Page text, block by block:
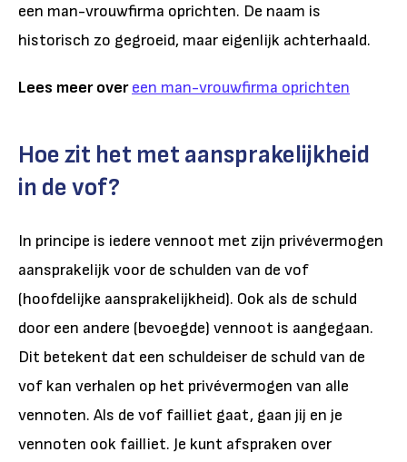
een man-vrouwfirma oprichten. De naam is
historisch zo gegroeid, maar eigenlijk achterhaald.
Lees meer overeen man-vrouwfirma oprichten
Hoe zit het met aansprakelijkheid
in de vof?
In principe is iedere vennoot met zijn privévermogen
aansprakelijk voor de schulden van de vof
(hoofdelijke aansprakelijkheid). Ook als de schuld
door een andere (bevoegde) vennoot is aangegaan.
Dit betekent dat een schuldeiser de schuld van de
vof kan verhalen op het privévermogen van alle
vennoten. Als de vof failliet gaat, gaan jij en je
vennoten ook failliet. Je kunt afspraken over